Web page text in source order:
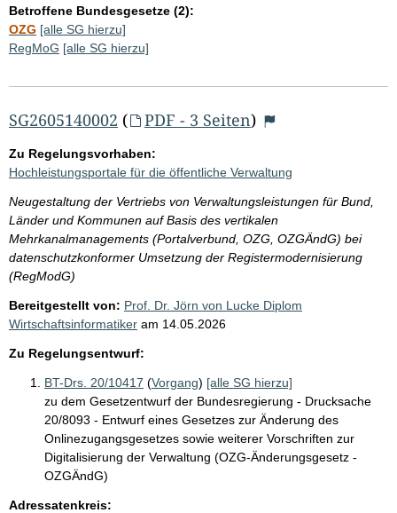
Betroffene Bundesgesetze (2):
OZG [alle SG hierzu]
RegMoG [alle SG hierzu]
SG2605140002 ( PDF - 3 Seiten)
Zu Regelungsvorhaben:
Hochleistungsportale für die öffentliche Verwaltung
Neugestaltung der Vertriebs von Verwaltungsleistungen für Bund,
Länder und Kommunen auf Basis des vertikalen
Mehrkanalmanagements (Portalverbund, OZG, OZGÄndG) bei
datenschutzkonformer Umsetzung der Registermodernisierung
(RegModG)
Bereitgestellt von: Prof. Dr. Jörn von Lucke Diplom
Wirtschaftsinformatiker am 14.05.2026
Zu Regelungsentwurf:
BT-Drs. 20/10417 (Vorgang) [alle SG hierzu]
zu dem Gesetzentwurf der Bundesregierung - Drucksache
20/8093 - Entwurf eines Gesetzes zur Änderung des
Onlinezugangsgesetzes sowie weiterer Vorschriften zur
Digitalisierung der Verwaltung (OZG-Änderungsgesetz -
OZGÄndG)
Adressatenkreis: